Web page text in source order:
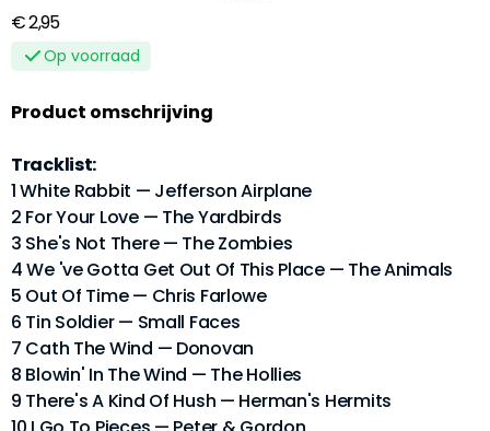
€ 2,95
Op voorraad
Product omschrijving
Tracklist:
1 White Rabbit — Jefferson Airplane
2 For Your Love — The Yardbirds
3 She's Not There — The Zombies
4 We 've Gotta Get Out Of This Place — The Animals
5 Out Of Time — Chris Farlowe
6 Tin Soldier — Small Faces
7 Cath The Wind — Donovan
8 Blowin' In The Wind — The Hollies
9 There's A Kind Of Hush — Herman's Hermits